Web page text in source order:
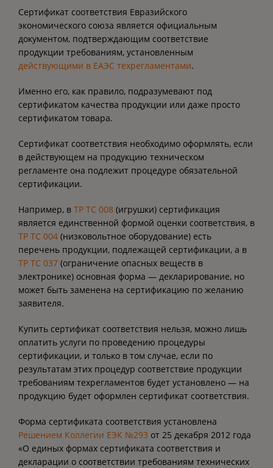
Сертификат соответствия Евразийского
экономического союза является официальным
документом, подтверждающим соответствие
продукции требованиям, установленным
действующими в ЕАЭС техрегламентами.
Именно его, как правило, подразумевают под
сертификатом качества продукции или даже просто
сертификатом товара.
Сертификат соответствия необходимо оформлять, если
в действующем на продукцию техническом
регламенте она подлежит процедуре обязательной
сертификации.
Например, в ТР ТС 008 (игрушки) сертификация
является единственной формой оценки соответствия, в
ТР ТС 004 (низковольтное оборудование) есть
перечень продукции, подлежащей сертификации, а в
ТР ТС 037 (ограничение опасных веществ в
электронике) основная форма — декларирование, но
может быть заменена на сертификацию по желанию
заявителя.
Купить сертификат соответствия нельзя, можно лишь
оплатить услуги по проведению процедуры
сертификации, и только в том случае, если по
результатам этих процедур соответствие продукции
требованиям техрегламентов будет установлено — на
продукцию будет оформлен сертификат соответствия.
Форма сертификата соответствия установлена
Решением Коллегии ЕЭК №293 от 25 декабря 2012 года
«О единых формах сертификата соответствия и
декларации о соответствии требованиям технических